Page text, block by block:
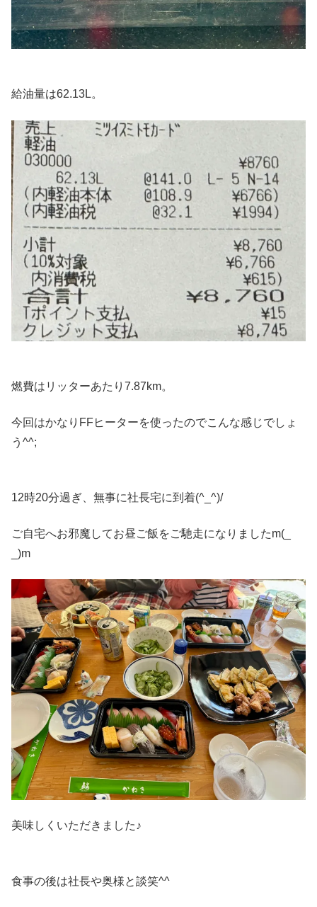
給油量は62.13L。
燃費はリッターあたり7.87km。
今回はかなりFFヒーターを使ったのでこんな感じでしょ
う^^;
12時20分過ぎ、無事に社長宅に到着(^_^)/
ご自宅へお邪魔してお昼ご飯をご馳走になりましたm(_
_)m
美味しくいただきました♪
食事の後は社長や奥様と談笑^^